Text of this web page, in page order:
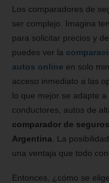
Los comparadores de
ser complejo. Imagina
para solicitar precios y
puedes ver la
autos online en solo
acceso inmediato a las
lo que mejor se adapte
conductores, autos de
comparador de
Argentina . La
una ventaja que todo
Entonces, ¿cómo se